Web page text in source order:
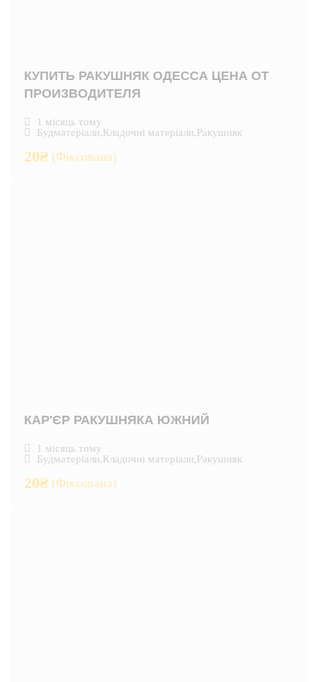
КУПИТЬ РАКУШНЯК ОДЕССА ЦЕНА ОТ
ПРОИЗВОДИТЕЛЯ
1 місяць тому
Будматеріали,Кладочні матеріали,Ракушняк
20₴ (Фіксована)
КАР'ЄР РАКУШНЯКА ЮЖНИЙ
1 місяць тому
Будматеріали,Кладочні матеріали,Ракушняк
20₴ (Фіксована)